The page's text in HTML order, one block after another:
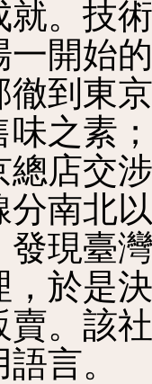
就。技
開始
徹到東
之素
店交
南北
發現臺
，於是
賣。該
言。